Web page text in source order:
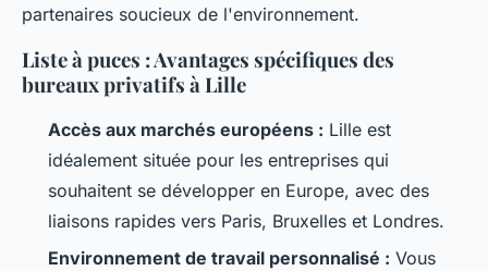
partenaires soucieux de l'environnement.
Liste à puces : Avantages spécifiques des
bureaux privatifs à Lille
Accès aux marchés européens : Lille est
idéalement située pour les entreprises qui
souhaitent se développer en Europe, avec des
liaisons rapides vers Paris, Bruxelles et Londres.
Environnement de travail personnalisé : Vous